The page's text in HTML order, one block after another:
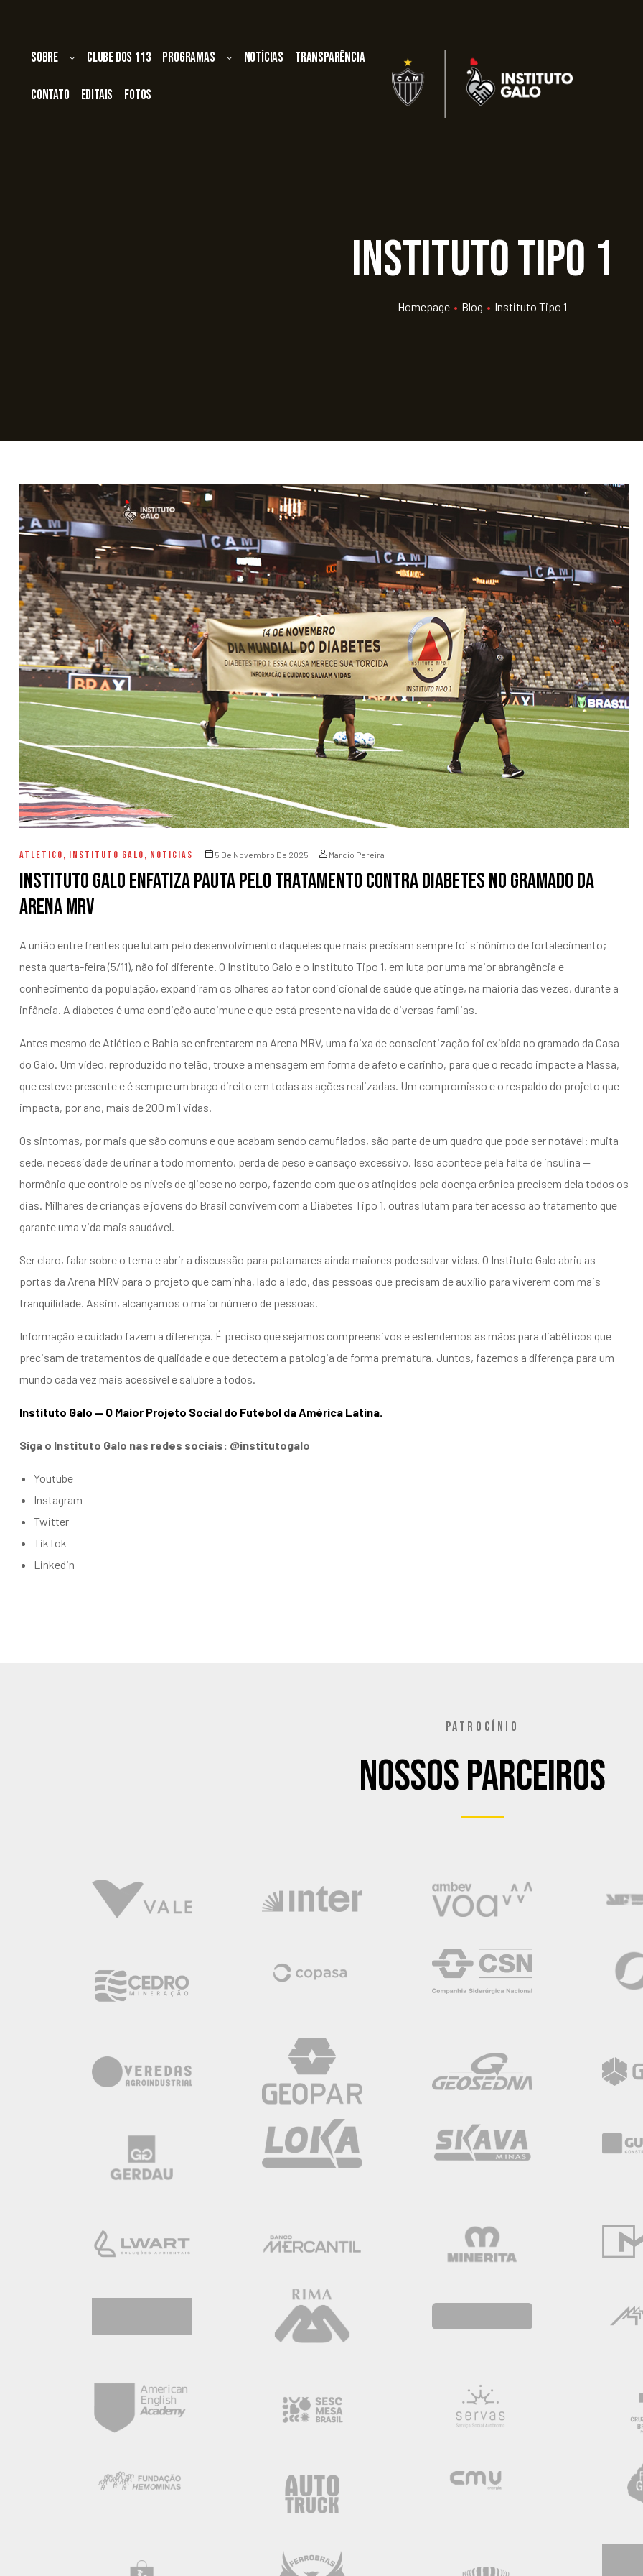
Sobre Clube dos 113 Programas Notícias Transparência
Contato Editais Fotos
Instituto Tipo 1
Homepage • Blog • Instituto Tipo 1
ATLETICO, INSTITUTO GALO, NOTICIAS 5 De Novembro De 2025 Marcio Pereira
Instituto Galo enfatiza pauta pelo tratamento contra diabetes no gramado da
Arena MRV
A união entre frentes que lutam pelo desenvolvimento daqueles que mais precisam sempre foi sinônimo de fortalecimento;
nesta quarta-feira (5/11), não foi diferente. O Instituto Galo e o Instituto Tipo 1, em luta por uma maior abrangência e
conhecimento da população, expandiram os olhares ao fator condicional de saúde que atinge, na maioria das vezes, durante a
infância. A diabetes é uma condição autoimune e que está presente na vida de diversas famílias.
Antes mesmo de Atlético e Bahia se enfrentarem na Arena MRV, uma faixa de conscientização foi exibida no gramado da Casa
do Galo. Um vídeo, reproduzido no telão, trouxe a mensagem em forma de afeto e carinho, para que o recado impacte a Massa,
que esteve presente e é sempre um braço direito em todas as ações realizadas. Um compromisso e o respaldo do projeto que
impacta, por ano, mais de 200 mil vidas.
Os sintomas, por mais que são comuns e que acabam sendo camuflados, são parte de um quadro que pode ser notável: muita
sede, necessidade de urinar a todo momento, perda de peso e cansaço excessivo. Isso acontece pela falta de insulina —
hormônio que controle os níveis de glicose no corpo, fazendo com que os atingidos pela doença crônica precisem dela todos os
dias. Milhares de crianças e jovens do Brasil convivem com a Diabetes Tipo 1, outras lutam para ter acesso ao tratamento que
garante uma vida mais saudável.
Ser claro, falar sobre o tema e abrir a discussão para patamares ainda maiores pode salvar vidas. O Instituto Galo abriu as
portas da Arena MRV para o projeto que caminha, lado a lado, das pessoas que precisam de auxílio para viverem com mais
tranquilidade. Assim, alcançamos o maior número de pessoas.
Informação e cuidado fazem a diferença. É preciso que sejamos compreensivos e estendemos as mãos para diabéticos que
precisam de tratamentos de qualidade e que detectem a patologia de forma prematura. Juntos, fazemos a diferença para um
mundo cada vez mais acessível e salubre a todos.
Instituto Galo — O Maior Projeto Social do Futebol da América Latina.
Siga o Instituto Galo nas redes sociais: @institutogalo
Youtube
Instagram
Twitter
TikTok
Linkedin
PATROCÍNIO
Nossos Parceiros